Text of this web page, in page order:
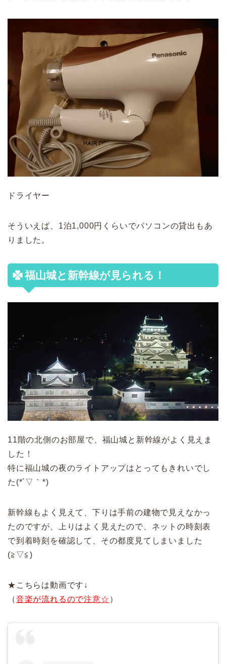
ドライヤー
そういえば、1泊1,000円くらいでパソコンの貸出もあ
りました。
福山城と新幹線が見られる！
11階の北側のお部屋で、福山城と新幹線がよく見えま
した！
特に福山城の夜のライトアップはとってもきれいでし
た(*´▽｀*)
新幹線もよく見えて、下りは手前の建物で見えなかっ
たのですが、上りはよく見えたので、ネットの時刻表
で到着時刻を確認して、その都度見てしまいました
(≧▽≦)
★こちらは動画です↓
（音楽が流れるので注意☆ ）